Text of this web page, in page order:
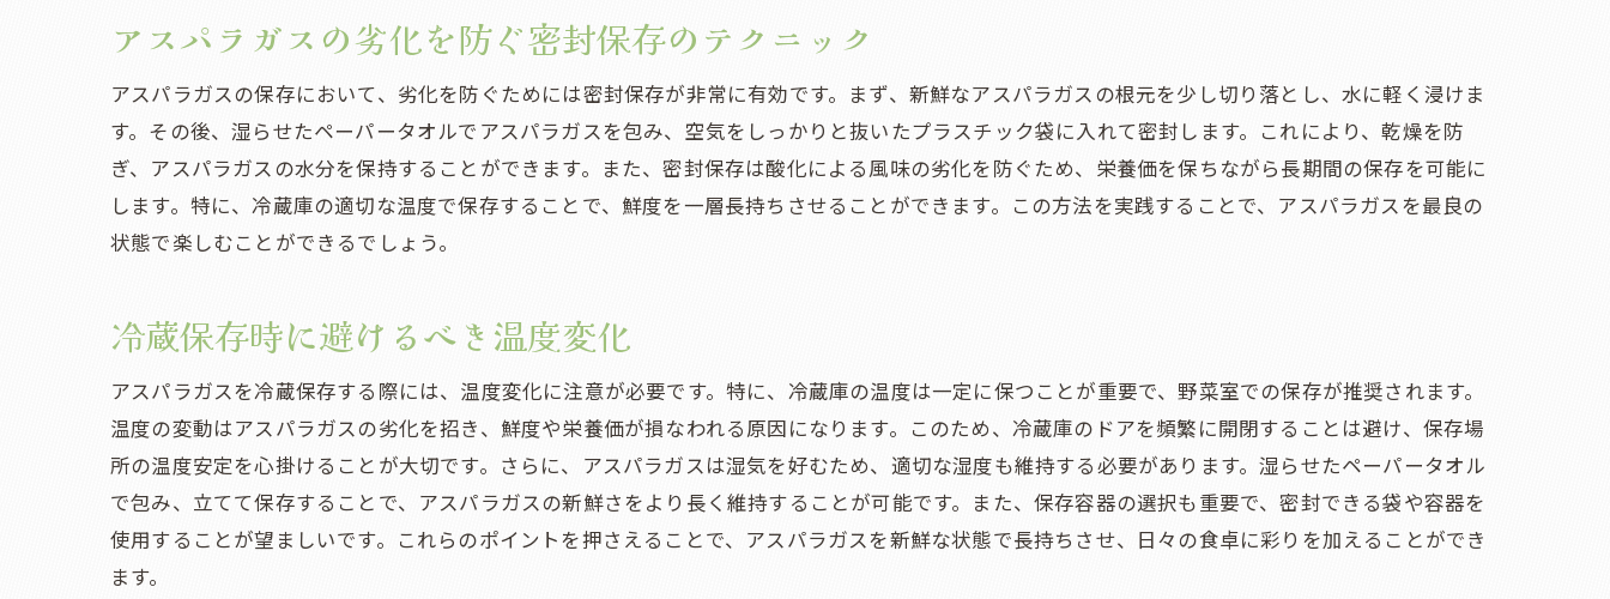
アスパラガスの劣化を防ぐ密封保存のテクニック
アスパラガスの保存において、劣化を防ぐためには密封保存が非常に有効です。まず、新鮮なアスパラガスの根元を少し切り落とし、水に軽く浸けま
す。その後、湿らせたペーパータオルでアスパラガスを包み、空気をしっかりと抜いたプラスチック袋に入れて密封します。これにより、乾燥を防
ぎ、アスパラガスの水分を保持することができます。また、密封保存は酸化による風味の劣化を防ぐため、栄養価を保ちながら長期間の保存を可能に
します。特に、冷蔵庫の適切な温度で保存することで、鮮度を一層長持ちさせることができます。この方法を実践することで、アスパラガスを最良の
状態で楽しむことができるでしょう。
冷蔵保存時に避けるべき温度変化
アスパラガスを冷蔵保存する際には、温度変化に注意が必要です。特に、冷蔵庫の温度は一定に保つことが重要で、野菜室での保存が推奨されます。
温度の変動はアスパラガスの劣化を招き、鮮度や栄養価が損なわれる原因になります。このため、冷蔵庫のドアを頻繁に開閉することは避け、保存場
所の温度安定を心掛けることが大切です。さらに、アスパラガスは湿気を好むため、適切な湿度も維持する必要があります。湿らせたペーパータオル
で包み、立てて保存することで、アスパラガスの新鮮さをより長く維持することが可能です。また、保存容器の選択も重要で、密封できる袋や容器を
使用することが望ましいです。これらのポイントを押さえることで、アスパラガスを新鮮な状態で長持ちさせ、日々の食卓に彩りを加えることができ
ます。